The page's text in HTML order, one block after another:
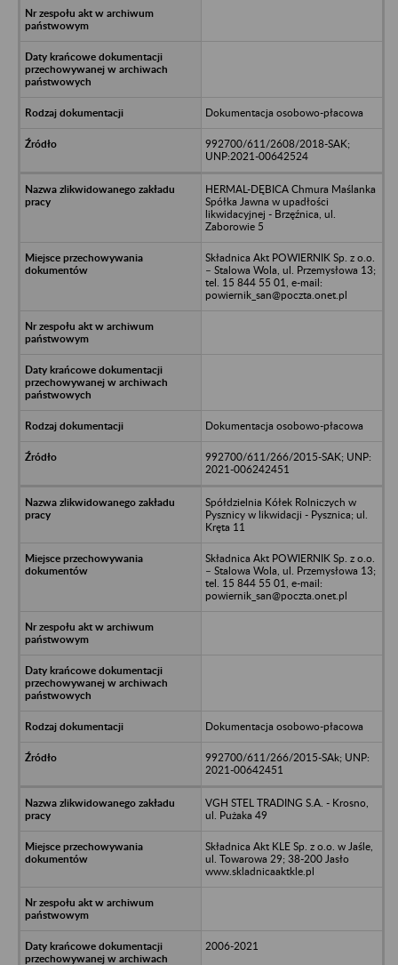
Dokumentacja osobowo-płacowa
992700/611/2608/2018-SAK;
UNP:2021-00642524
HERMAL-DĘBICA Chmura Maślanka
Spółka Jawna w upadłości
likwidacyjnej - Brzęźnica, ul.
Zaborowie 5
Składnica Akt POWIERNIK Sp. z o.o.
– Stalowa Wola, ul. Przemysłowa 13;
tel. 15 844 55 01, e-mail:
powiernik_san@poczta.onet.pl
Dokumentacja osobowo-płacowa
992700/611/266/2015-SAK; UNP:
2021-006242451
Spółdzielnia Kółek Rolniczych w
Pysznicy w likwidacji - Pysznica; ul.
Kręta 11
Składnica Akt POWIERNIK Sp. z o.o.
– Stalowa Wola, ul. Przemysłowa 13;
tel. 15 844 55 01, e-mail:
powiernik_san@poczta.onet.pl
Dokumentacja osobowo-płacowa
992700/611/266/2015-SAk; UNP:
2021-00642451
VGH STEL TRADING S.A. - Krosno,
ul. Pużaka 49
Składnica Akt KLE Sp. z o.o. w Jaśle,
ul. Towarowa 29; 38-200 Jasło
www.skladnicaaktkle.pl
2006-2021